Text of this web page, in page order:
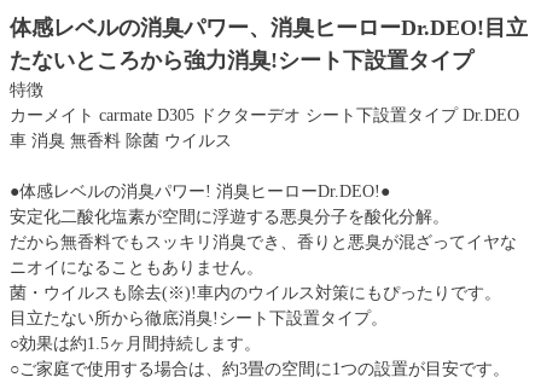
体感レベルの消臭パワー、消臭ヒーローDr.DEO!目立
たないところから強力消臭!シート下設置タイプ
特徴
カーメイト carmate D305 ドクターデオ シート下設置タイプ Dr.DEO
車 消臭 無香料 除菌 ウイルス
●体感レベルの消臭パワー! 消臭ヒーローDr.DEO!●
安定化二酸化塩素が空間に浮遊する悪臭分子を酸化分解。
だから無香料でもスッキリ消臭でき、香りと悪臭が混ざってイヤな
ニオイになることもありません。
菌・ウイルスも除去(※)!車内のウイルス対策にもぴったりです。
目立たない所から徹底消臭!シート下設置タイプ。
○効果は約1.5ヶ月間持続します。
○ご家庭で使用する場合は、約3畳の空間に1つの設置が目安です。